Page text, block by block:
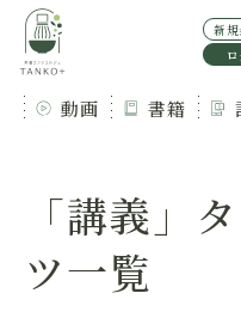
新
動画 書籍
「講義」
ツ一覧